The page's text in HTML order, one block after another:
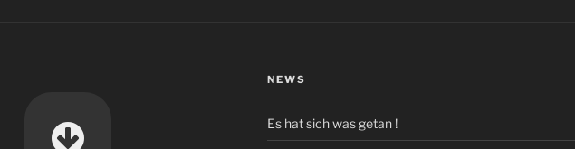
NEWS
Es hat sich was getan !